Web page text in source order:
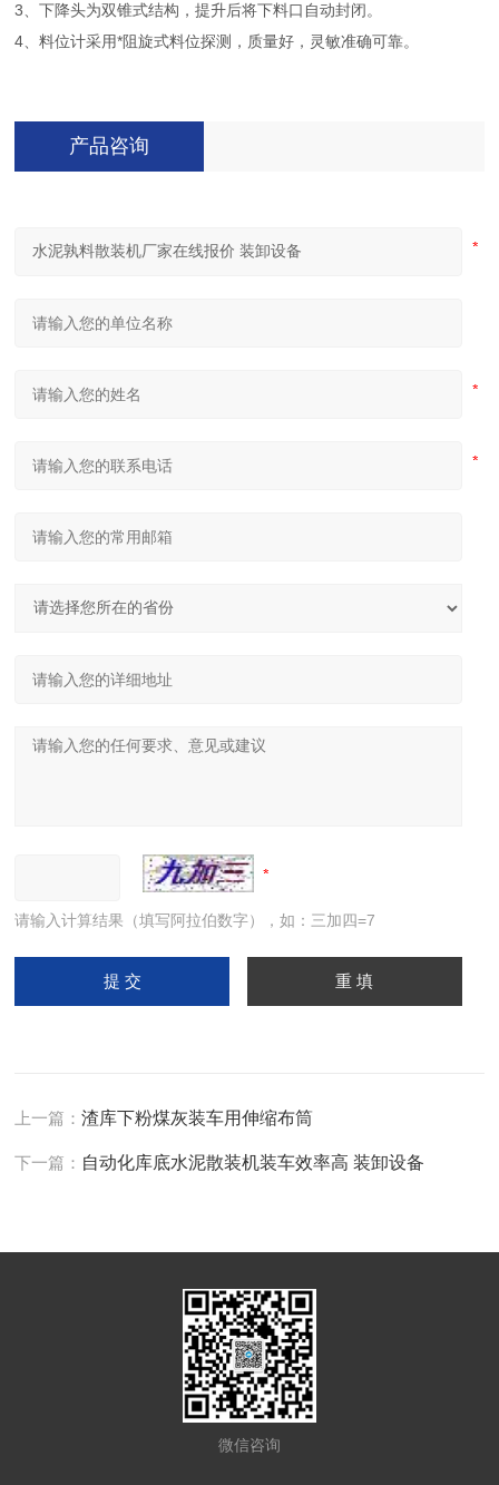
3、下降头为双锥式结构，提升后将下料口自动封闭。
4、料位计采用*阻旋式料位探测，质量好，灵敏准确可靠。
产品咨询
请输入计算结果（填写阿拉伯数字），如：三加四=7
上一篇：渣库下粉煤灰装车用伸缩布筒
下一篇： 自动化库底水泥散装机装车效率高 装卸设备
微信咨询